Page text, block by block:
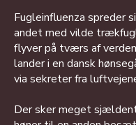
Fugleinfluenza spreder
andet med vilde
flyver på tværs af
lander i en dansk
via sekreter fra
Der sker meget